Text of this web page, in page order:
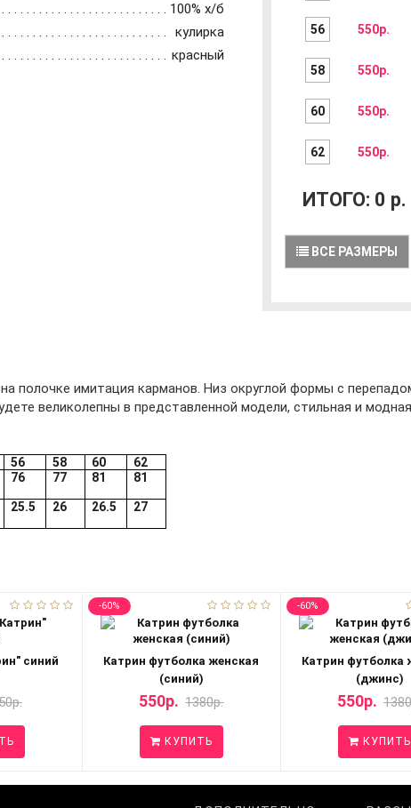
100% х/б
кулирка
красный
56 550р.
58 550р.
60 550р.
62 550р.
ИТОГО: 0 р.
ВСЕ РАЗМЕРЫ
полочке имитация карманов. Низ округлой формы с
великолепны в представленной модели, стильная и
56 58 60
62
76 77 81 81
25.5 26 26.5 27
синий
-60%
Катрин футболка женская
(синий)
550р. 1380р.
КУПИТЬ
-60%
Катрин футболка
(джинс)
550р.
КУПИТЬ